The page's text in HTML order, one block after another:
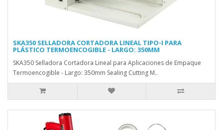
SKA350 SELLADORA CORTADORA LINEAL TIPO-I PARA
PLÁSTICO TERMOENCOGIBLE - LARGO: 350MM
SKA350 Selladora Cortadora Lineal para Aplicaciones de Empaque
Termoencogible - Largo: 350mm Sealing Cutting M..